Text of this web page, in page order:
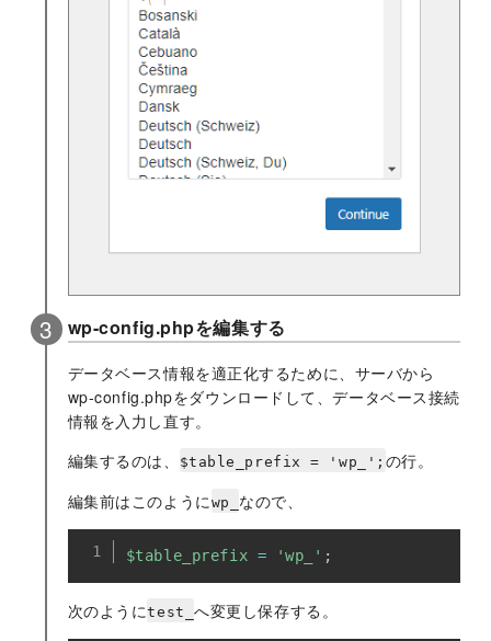
wp-config.phpを編集する
データベース情報を適正化するために、サーバから
wp-config.phpをダウンロードして、データベース接続
情報を入力し直す。
編集するのは、
$table_prefix = 'wp_'; の行。
編集前はこのように wp_ なので、
$table_prefix = 'wp_' ;
次のようにtest_へ変更し保存する。